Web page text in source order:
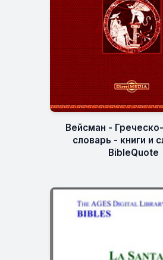
Вейсман -
словарь - книги и
BibleQuote